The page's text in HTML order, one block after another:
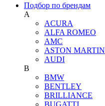
Подбор по брендам
A
ACURA
ALFA ROMEO
AMC
ASTON MARTIN
AUDI
B
BMW
BENTLEY
BRILLIANCE
BUGATTI